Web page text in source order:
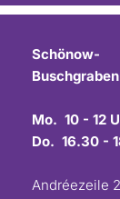
Schönow-
Buschgraben
Mo. 10 - 12
Do. 16.30 -
Andréezeile